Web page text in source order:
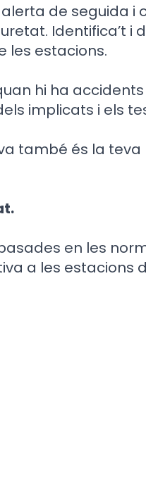
de seguida i
Identifica’t i
les estacions.
hi ha
implicats i els
també és la teva
en les
a les estacions